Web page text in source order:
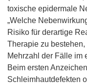
toxische epidermale
„Welche
Risiko für derartige
Therapie zu
Mehrzahl der Fälle im
Beim ersten
Schleimhautdefekten